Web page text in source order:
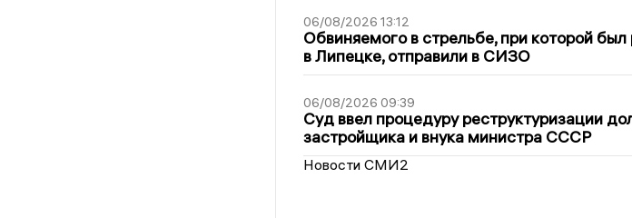
06/08/2026 13:12
Обвиняемого в стрельбе, при которой
в Липецке, отправили в СИЗО
06/08/2026 09:39
Суд ввел процедуру реструктуризации
застройщика и внука министра СССР
Новости СМИ2